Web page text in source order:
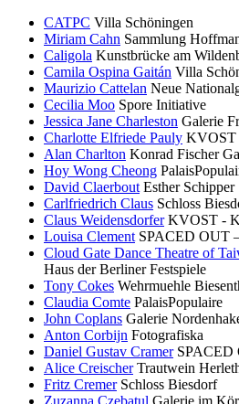
CATPC Villa Schöningen
Miriam Cahn Sammlung
Caligola Kunstbrücke am
Camila Ospina Gaitán Villa
Maurizio Cattelan Neue
Cecilia Moo Spore Initiative
Jessica Jane Charleston Galerie
Charlotte Elfriede Pauly KVOST
Alan Charlton Konrad Fischer
Hoy Wong Cheong
David Claerbout Esther Schipper
Carlfriedrich Claus Schloss
Claus Weidensdorfer KVOST -
Louisa Clement SPACED OUT
Cloud Gate Dance Theatre of
Haus der Berliner Festspiele
Tony Cokes Wehrmuehle
Claudia Comte PalaisPopulaire
John Coplans Galerie
Anton Corbijn Fotografiska
Daniel Gustav Cramer SPACED
Alice Creischer Trautwein
Fritz Cremer Schloss Biesdorf
Zuzanna Czebatul Galerie im